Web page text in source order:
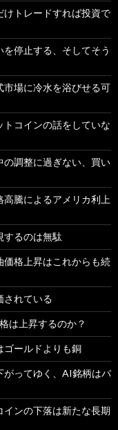
けトレードすれば投資で
停止する、そしてそう
市場に冷水を浴びせる可
コインの話をしていな
の調整に過ぎない、買い
騰によるアメリカ利上
するのは無駄
価格上昇はこれからも続
されている
は上昇するのか？
ゴールドよりも銅
がってゆく、AI銘柄はバ
ンの下落は新たな長期